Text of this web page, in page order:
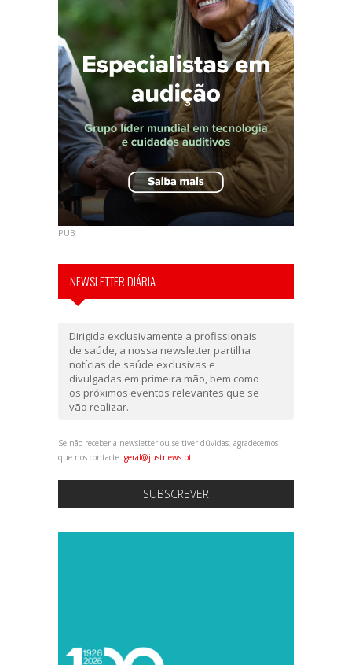
PUB
NEWSLETTER DIÁRIA
Dirigida exclusivamente a profissionais
de saúde, a nossa newsletter partilha
notícias de saúde exclusivas e
divulgadas em primeira mão, bem como
os próximos eventos relevantes que se
vão realizar.
Se não receber a newsletter ou se tiver dúvidas, agradecemos
que nos contacte: geral@justnews.pt
SUBSCREVER